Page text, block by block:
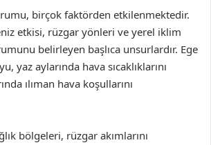
birçok faktörden etkilenmektedir.
etkisi, rüzgar yönleri ve yerel iklim
belirleyen başlıca unsurlardır. Ege
yaz aylarında hava sıcaklıklarını
ılıman hava koşullarını
bölgeleri, rüzgar akımlarını